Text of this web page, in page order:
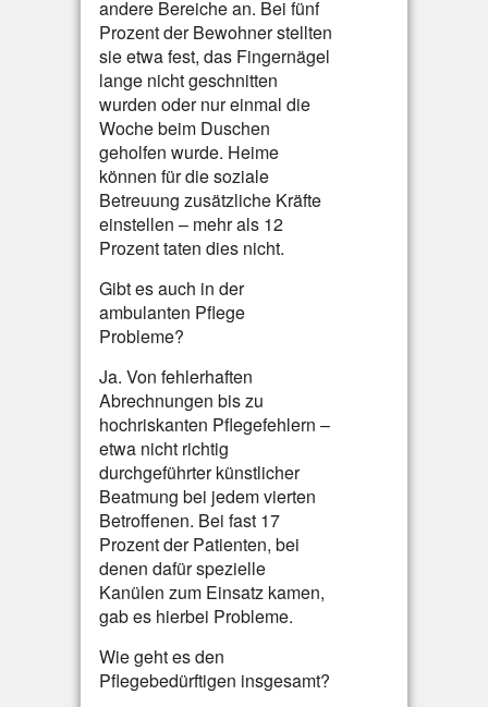
andere Bereiche an. Bei fünf
Prozent der Bewohner stellten
sie etwa fest, das Fingernägel
lange nicht geschnitten
wurden oder nur einmal die
Woche beim Duschen
geholfen wurde. Heime
können für die soziale
Betreuung zusätzliche Kräfte
einstellen – mehr als 12
Prozent taten dies nicht.
Gibt es auch in der
ambulanten Pflege
Probleme?
Ja. Von fehlerhaften
Abrechnungen bis zu
hochriskanten Pflegefehlern –
etwa nicht richtig
durchgeführter künstlicher
Beatmung bei jedem vierten
Betroffenen. Bei fast 17
Prozent der Patienten, bei
denen dafür spezielle
Kanülen zum Einsatz kamen,
gab es hierbei Probleme.
Wie geht es den
Pflegebedürftigen insgesamt?